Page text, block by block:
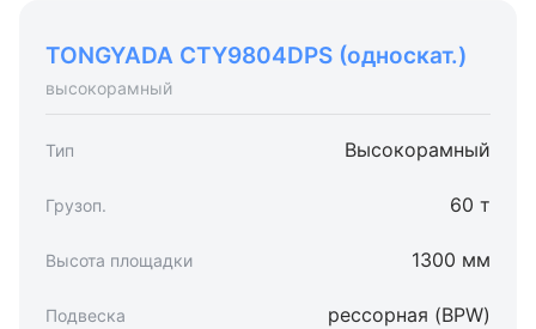
TONGYADA CTY9804DPS (односкат.)
высокорамный
Высокорамный
60 т
1300 мм
рессорная (BPW)